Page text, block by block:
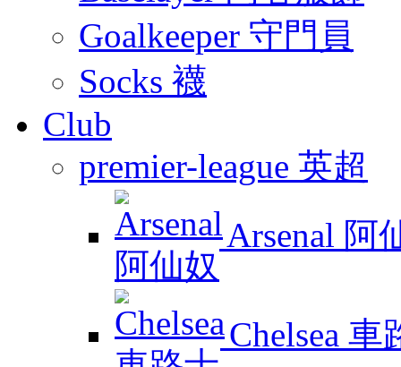
Goalkeeper 守門員
Socks 襪
Club
premier-league 英超
Arsenal 阿
Chelsea 車